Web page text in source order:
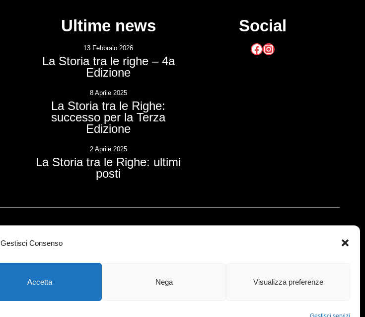
Gestisci Consenso
Accetta Nega Visualizza preferenze
Ultime news
13 Febbraio 2026
La Storia tra le righe – 4a
Edizione
8 Aprile 2025
La Storia tra le Righe:
successo per la Terza
Edizione
2 Aprile 2025
La Storia tra le Righe: ultimi
posti
Social
Facebook Instagram